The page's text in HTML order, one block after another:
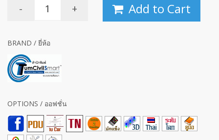
- + Add to Cart
BRAND / ยี่ห้อ
OPTIONS / ออฟชั่น